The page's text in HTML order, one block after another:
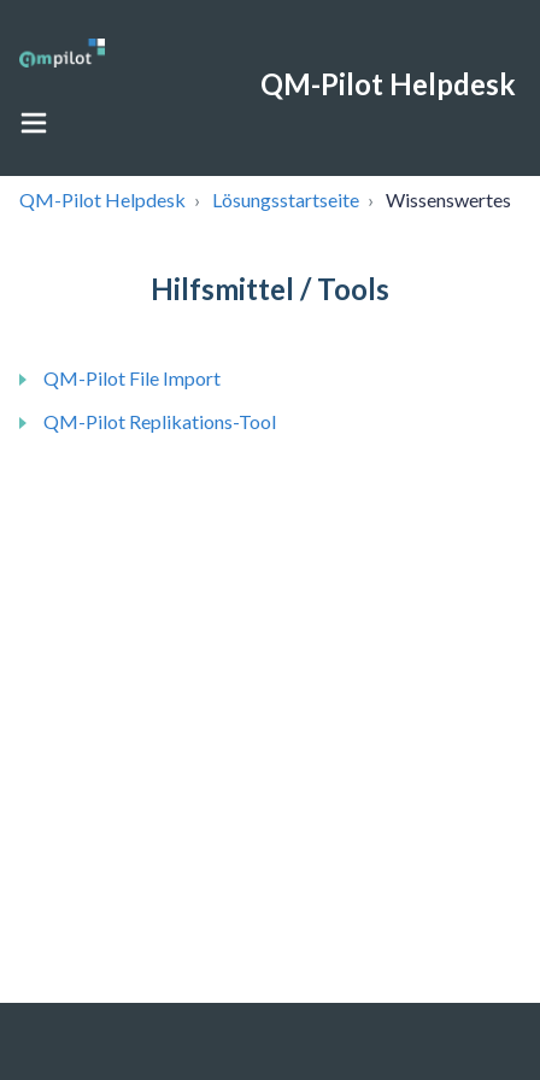
QM-Pilot Helpdesk
QM-Pilot Helpdesk Lösungsstartseite Wissenswertes
Hilfsmittel / Tools
QM-Pilot File Import
QM-Pilot Replikations-Tool